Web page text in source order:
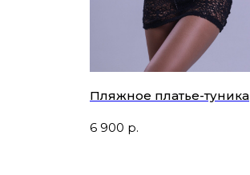
Пляжное платье-туника
6 900 р.